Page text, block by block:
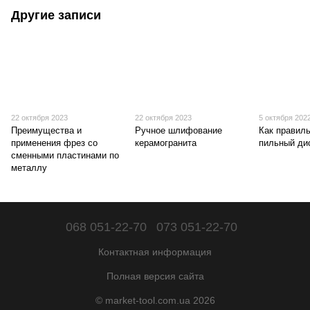
Другие записи
22 октября 2023
Преимущества и
применения фрез со
сменными пластинами по
металлу
22 октября 2023
Ручное шлифование
керамогранита
5 октября
Как
пильный
068 051-22-70 073 051-22-70
Контактная информация
Полная версия сайта
© market-tool.com.ua 2026